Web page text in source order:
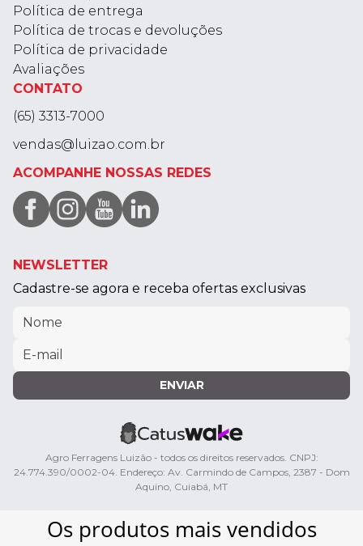
Política de entrega
Política de trocas e devoluções
Política de privacidade
Avaliações
CONTATO
(65) 3313-7000
vendas@luizao.com.br
ACOMPANHE NOSSAS REDES
NEWSLETTER
Cadastre-se agora e receba ofertas exclusivas
ENVIAR
Agro Ferragens Luizão - todos os direitos reservados. CNPJ:
24.774.390/0002-04. Endereço: Av. Carmindo de Campos, 2387 - Dom
Aquino, Cuiabá, MT